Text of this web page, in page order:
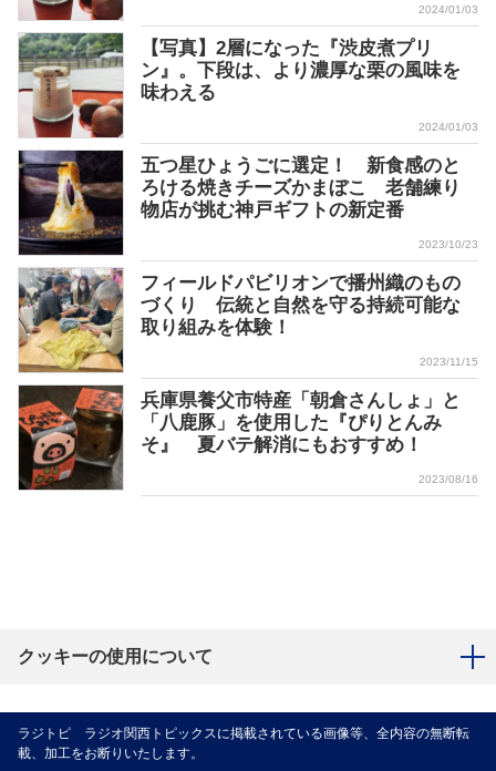
2024/01/03
【写真】2層になった『渋皮煮プリ
ン』。下段は、より濃厚な栗の風味を
味わえる
2024/01/03
五つ星ひょうごに選定！ 新食感のと
ろける焼きチーズかまぼこ 老舗練り
物店が挑む神戸ギフトの新定番
2023/10/23
フィールドパビリオンで播州織のもの
づくり 伝統と自然を守る持続可能な
取り組みを体験！
2023/11/15
兵庫県養父市特産「朝倉さんしょ」と
「八鹿豚」を使用した『ぴりとんみ
そ』 夏バテ解消にもおすすめ！
2023/08/16
クッキーの使用について
ラジトピ ラジオ関西トピックスに掲載されている画像等、全内容の無断転
載、加工をお断りいたします。